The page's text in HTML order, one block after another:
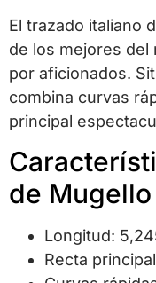
El trazado italiano
de los mejores del
por aficionados.
combina curvas
principal
de Mugello
Longitud:
Recta